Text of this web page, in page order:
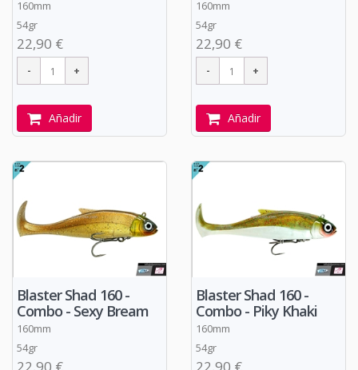
160mm
54gr
22,90 €
Añadir
160mm
54gr
22,90 €
Añadir
Blaster Shad 160 -
Combo - Sexy Bream
160mm
54gr
22,90 €
Blaster Shad 160 -
Combo - Piky Khaki
160mm
54gr
22,90 €